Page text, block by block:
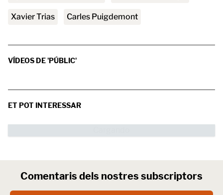
Xavier Trias Carles Puigdemont
VÍDEOS DE 'PÚBLIC'
ET POT INTERESSAR
Comentaris dels nostres subscriptors